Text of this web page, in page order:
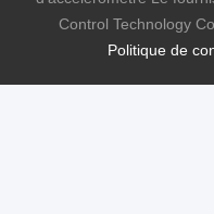
Politique de
Control Technology